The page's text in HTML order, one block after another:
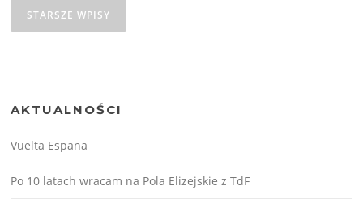
po
wpisach
STARSZE WPISY
AKTUALNOŚCI
Vuelta Espana
Po 10 latach wracam na Pola Elizejskie z TdF